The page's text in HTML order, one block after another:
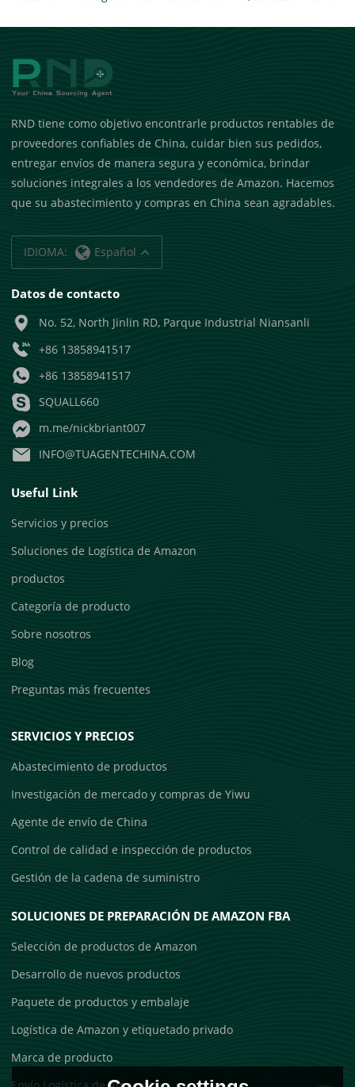
RND tiene como objetivo encontrarle productos rentables de
proveedores confiables de China, cuidar bien sus pedidos,
entregar envíos de manera segura y económica, brindar
soluciones integrales a los vendedores de Amazon. Hacemos
que su abastecimiento y compras en China sean agradables.
IDIOMA: Español
Datos de contacto
No. 52, North Jinlin RD, Parque Industrial Niansanli
+86 13858941517
+86 13858941517
SQUALL660
m.me/nickbriant007
INFO@TUAGENTECHINA.COM
Useful Link
Servicios y precios
Soluciones de Logística de Amazon
productos
Categoría de producto
Sobre nosotros
Blog
Preguntas más frecuentes
SERVICIOS Y PRECIOS
Abastecimiento de productos
Investigación de mercado y compras de Yiwu
Agente de envío de China
Control de calidad e inspección de productos
Gestión de la cadena de suministro
SOLUCIONES DE PREPARACIÓN DE AMAZON FBA
Selección de productos de Amazon
Desarrollo de nuevos productos
Paquete de productos y embalaje
Logística de Amazon y etiquetado privado
Marca de producto